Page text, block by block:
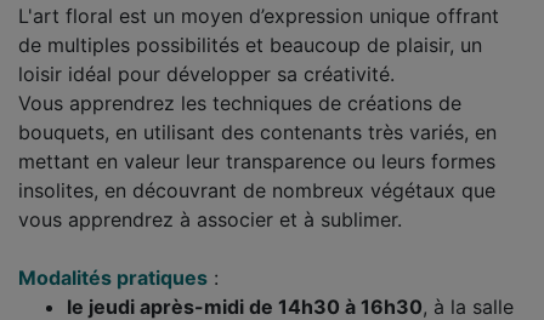
L'art floral est un moyen d’expression unique offrant
de multiples possibilités et beaucoup de plaisir, un
loisir idéal pour développer sa créativité.
Vous apprendrez les techniques de créations de
bouquets, en utilisant des contenants très variés, en
mettant en valeur leur transparence ou leurs formes
insolites, en découvrant de nombreux végétaux que
vous apprendrez à associer et à sublimer.
Modalités pratiques :
le jeudi après-midi de 14h30 à 16h30, à la salle